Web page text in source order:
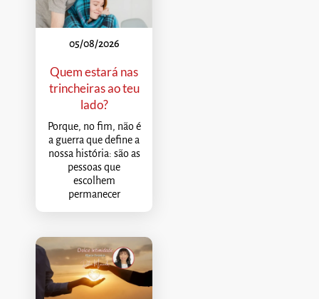
05/08/2026
Quem estará nas
trincheiras ao teu
lado?
Porque, no fim, não é
a guerra que define a
nossa história: são as
pessoas que
escolhem
permanecer